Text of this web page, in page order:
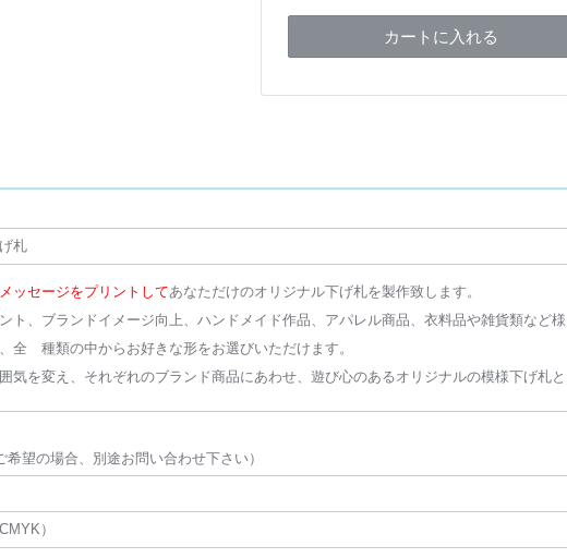
カートに入れる
札
ッセージをプリントしてあなただけのオリジナル下げ札を製作致します。
ト、ブランドイメージ向上、ハンドメイド作品、アパレル商品、衣料品や雑貨類など様
全 種類の中からお好きな形をお選びいただけます。
気を変え、それぞれのブランド商品にあわせ、遊び心のあるオリジナルの模様下げ札
望の場合、別途お問い合わせ下さい）
）